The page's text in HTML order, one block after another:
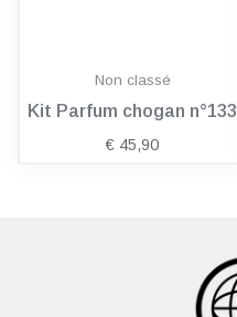
Non classé
Kit Parfum chogan n°133
€ 45,90